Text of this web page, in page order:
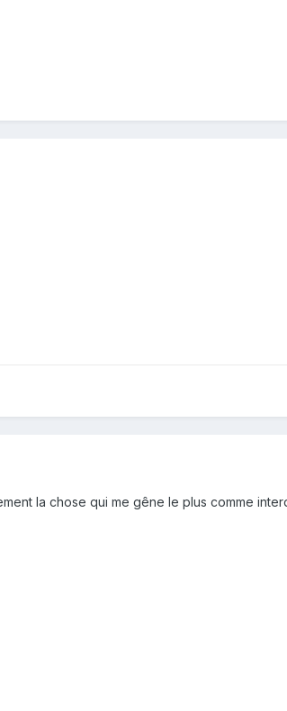
la chose qui me gêne le plus comme